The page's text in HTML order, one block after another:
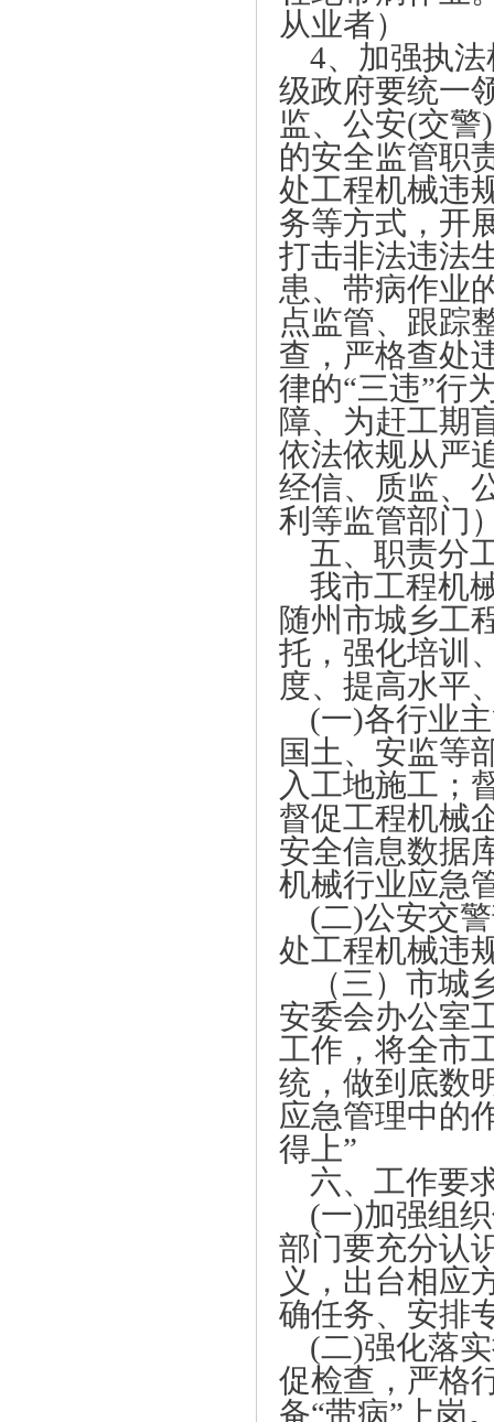
从业者）
4、加强执
级政府要统一
监、公安(交
的安全监管职
处工程机械违
务等方式，开
打击非法违法
患、带病作业
点监管、跟踪
查，严格查处
律的“三违”行
障、为赶工期
依法依规从严
经信、质监、
利等监管部门
五、职责分
我市工程机
随州市城乡工
托，强化培训
度、提高水平
(一)各行业
国土、安监等
入工地施工；
督促工程机械
安全信息数据
机械行业应急
(二)公安交
处工程机械违
（三）市城
安委会办公室
工作，将全市
统，做到底数
应急管理中的
得上”
六、工作要
(一)加强组
部门要充分认
义，出台相应
确任务、安排
(二)强化落
促检查，严格
备“带病”上岗